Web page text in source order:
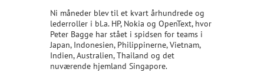
Ni måneder blev til et kvart århundrede og
lederroller i bl.a. HP, Nokia og OpenText, hvor
Peter Bagge har stået i spidsen for teams i
Japan, Indonesien, Philippinerne, Vietnam,
Indien, Australien, Thailand og det
nuværende hjemland Singapore.